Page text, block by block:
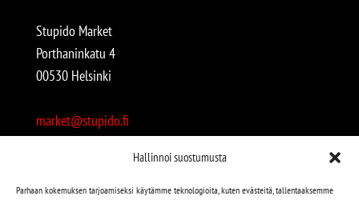
Hallinnoi suostumusta
Parhaan kokemuksen tarjoamiseksi käytämme teknologioita, kuten evästeitä, tallentaaksemme
Stupido Market
Porthaninkatu 4
00530 Helsinki
market@stupido.fi
Avoinna: